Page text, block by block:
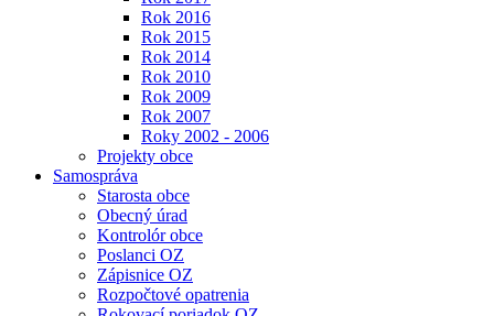
Rok 2016
Rok 2015
Rok 2014
Rok 2010
Rok 2009
Rok 2007
Roky 2002 - 2006
Projekty obce
Samospráva
Starosta obce
Obecný úrad
Kontrolór obce
Poslanci OZ
Zápisnice OZ
Rozpočtové opatrenia